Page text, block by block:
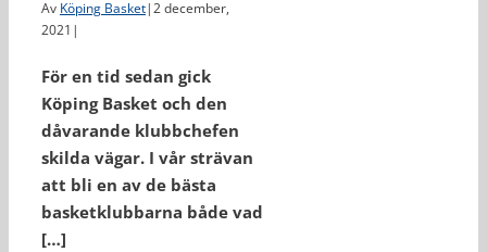
Av Köping Basket|2 december,
2021 |
För en tid sedan gick
Köping Basket och den
dåvarande klubbchefen
skilda vägar. I vår strävan
att bli en av de bästa
basketklubbarna både vad
[…]